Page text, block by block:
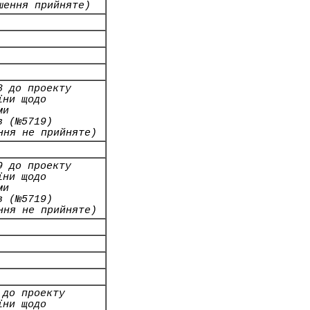
прийняте)
до проекту
щодо
(№5719)
не прийняте)
до проекту
щодо
(№5719)
не прийняте)
проекту
щодо